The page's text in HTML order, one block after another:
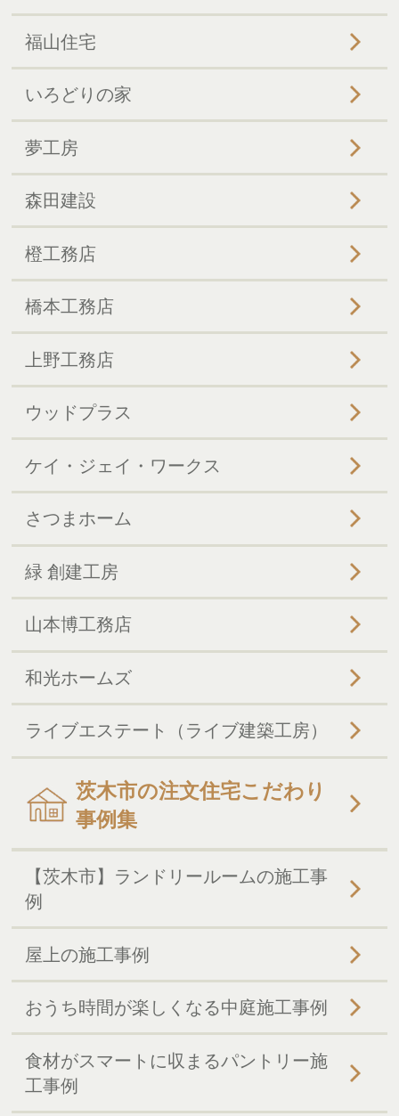
福山住宅
いろどりの家
夢工房
森田建設
橙工務店
橋本工務店
上野工務店
ウッドプラス
ケイ・ジェイ・ワークス
さつまホーム
緑 創建工房
山本博工務店
和光ホームズ
ライブエステート（ライブ建築工房）
茨木市の注文住宅こだわり
事例集
【茨木市】ランドリールームの施工事
例
屋上の施工事例
おうち時間が楽しくなる中庭施工事例
食材がスマートに収まるパントリー施
工事例